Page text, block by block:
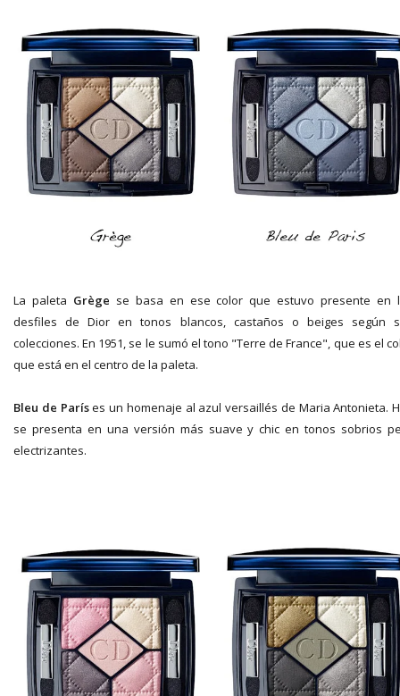
La paleta Grège se basa en ese color que estuvo presente en
desfiles de Dior en tonos blancos, castaños o beiges según
colecciones. En 1951, se le sumó el tono "Terre de France", que es el
que está en el centro de la paleta.
Bleu de Paríses un homenaje al azul versaillés de Maria Antonieta.
se presenta en una versión más suave y chic en tonos sobrios
electrizantes.